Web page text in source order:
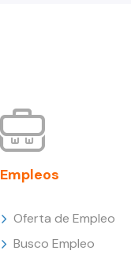
Empleos
Oferta de Empleo
Busco Empleo